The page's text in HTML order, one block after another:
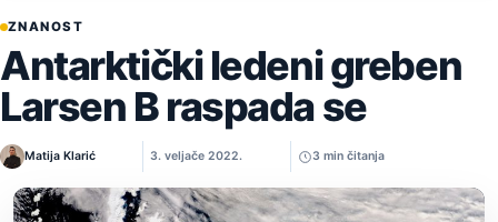
ZNANOST
Antarktički ledeni greben
Larsen B raspada se
Matija Klarić 3. veljače 2022. 3 min čitanja